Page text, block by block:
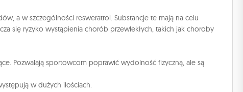
a w szczególności resweratrol. Substancje te mają na celu
się ryzyko wystąpienia chorób przewlekłych, takich jak choroby
Pozwalają sportowcom poprawić wydolność fizyczną, ale są
w dużych ilościach.